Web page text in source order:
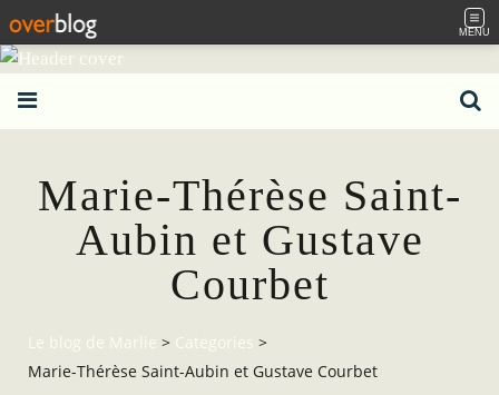
MENU
Marie-Thérèse Saint-
Aubin et Gustave
Courbet
Le blog de Marlie > Categories
>
Marie-Thérèse Saint-Aubin et Gustave Courbet